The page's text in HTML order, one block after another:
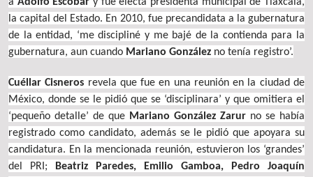
la capital del Estado. En 2010, fue precandidata a la gubernatura
de la entidad, ‘me discipliné y me bajé de la contienda para la
gubernatura, aun cuando Mariano González no tenía registro’.
Cuéllar Cisneros revela que fue en una reunión en la ciudad de
México, donde se le pidió que se ‘disciplinara’ y que omitiera el
‘pequeño detalle’ de que Mariano González Zarur no se había
registrado como candidato, además se le pidió que apoyara su
candidatura. En la mencionada reunión, estuvieron los ‘grandes’
del PRI;
Beatriz Paredes, Emilio Gamboa, Pedro Joaquín